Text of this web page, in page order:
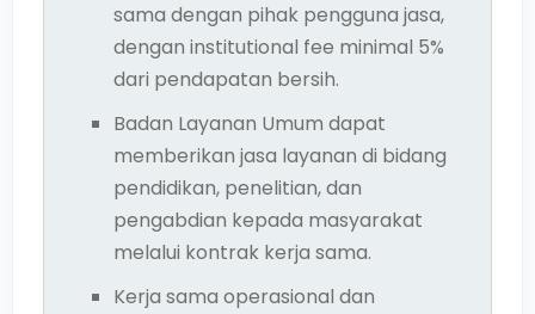
sama dengan pihak pengguna jasa,
dengan institutional fee minimal 5%
dari pendapatan bersih.
Badan Layanan Umum dapat
memberikan jasa layanan di bidang
pendidikan, penelitian, dan
pengabdian kepada masyarakat
melalui kontrak kerja sama.
Kerja sama operasional dan